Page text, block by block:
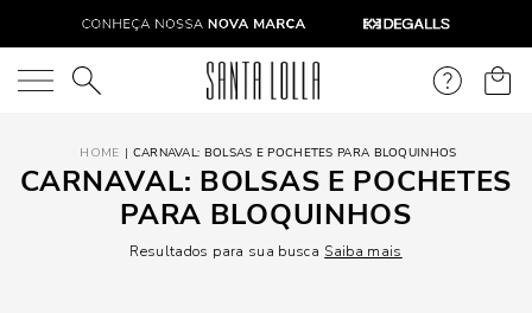
O que você está procurando?
CARNAVAL: BOLSAS E POCHETES PARA BLOQUINHOS
CARNAVAL: BOLSAS E POCHETES
PARA BLOQUINHOS
Resultados para sua busca Saiba mais